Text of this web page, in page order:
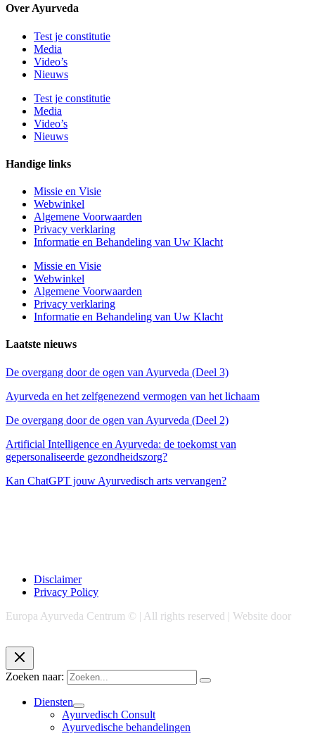
Over Ayurveda
Test je constitutie
Media
Video’s
Nieuws
Test je constitutie
Media
Video’s
Nieuws
Handige links
Missie en Visie
Webwinkel
Algemene Voorwaarden
Privacy verklaring
Informatie en Behandeling van Uw Klacht
Missie en Visie
Webwinkel
Algemene Voorwaarden
Privacy verklaring
Informatie en Behandeling van Uw Klacht
Laatste nieuws
De overgang door de ogen van Ayurveda (Deel 3)
Ayurveda en het zelfgenezend vermogen van het lichaam
De overgang door de ogen van Ayurveda (Deel 2)
Artificial Intelligence en Ayurveda: de toekomst van
gepersonaliseerde gezondheidszorg?
Kan ChatGPT jouw Ayurvedisch arts vervangen?
Disclaimer
Privacy Policy
Europa Ayurveda Centrum © | All rights reserved | Website door
Zoeken naar:
Diensten
Ayurvedisch Consult
Ayurvedische behandelingen